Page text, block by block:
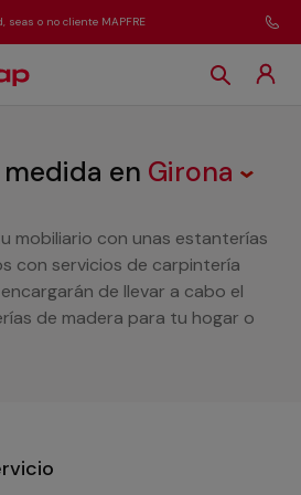
seas o no cliente MAPFRE
en Girona
mobiliario con unas estanterías
con servicios de carpintería
de llevar a cabo el
de madera para tu hogar o